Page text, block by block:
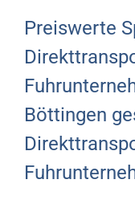
Preiswerte
Böttingen